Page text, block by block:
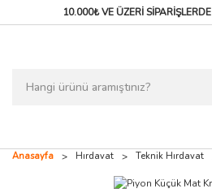
10.000₺ VE ÜZERİ SİPARİŞLERDE
Anasayfa Hırdavat Teknik Hırdavat